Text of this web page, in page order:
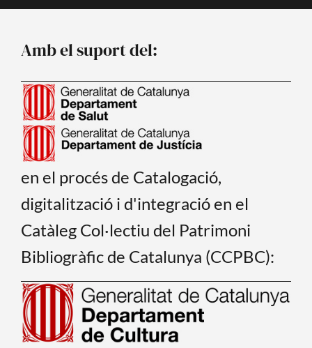
k
Amb el suport del:
en el procés de Catalogació,
digitalització i d'integració en el
Catàleg Col·lectiu del Patrimoni
Bibliogràfic de Catalunya (CCPBC):